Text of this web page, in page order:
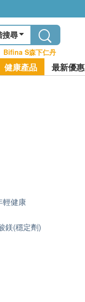
搜尋
Bifina S森下仁丹
健康產品 最新優惠
輕健康
鎂(穩定劑)